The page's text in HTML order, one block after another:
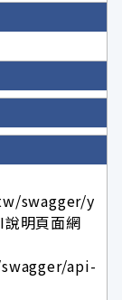
swagger/y
明頁面網
api-